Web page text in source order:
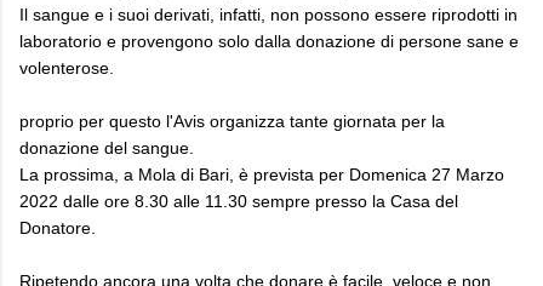
Il sangue e i suoi derivati, infatti, non possono essere riprodotti in
laboratorio e provengono solo dalla donazione di persone sane e
volenterose.
proprio per questo l'Avis organizza tante giornata per la
donazione del sangue.
La prossima, a Mola di Bari, è prevista per Domenica 27 Marzo
2022 dalle ore 8.30 alle 11.30 sempre presso la Casa del
Donatore.
Ripetendo ancora una volta che donare è facile, veloce e non